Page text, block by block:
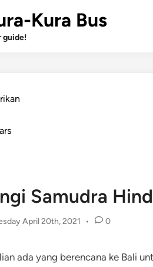
Kura Bus
guide!
Samudra
April 20th, 2021 • 0
ada yang berencana ke Bali